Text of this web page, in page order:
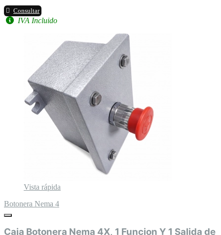
Consultar
IVA Incluido
Vista rápida
Botonera Nema 4
Caja Botonera Nema 4X, 1 Funcion Y 1 Salida de